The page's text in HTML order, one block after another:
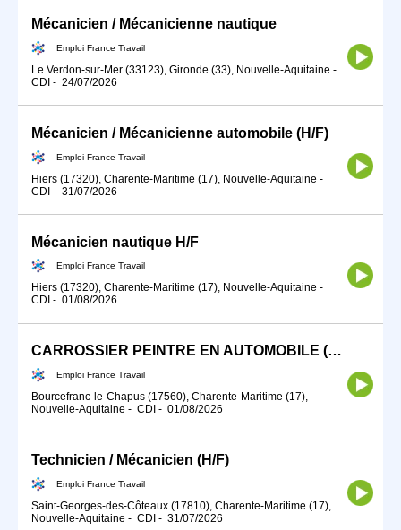
Mécanicien / Mécanicienne nautique
Emploi France Travail
Le Verdon-sur-Mer (33123), Gironde (33), Nouvelle-Aquitaine -
CDI - 24/07/2026
Mécanicien / Mécanicienne automobile (H/F)
Emploi France Travail
Hiers (17320), Charente-Maritime (17), Nouvelle-Aquitaine -
CDI - 31/07/2026
Mécanicien nautique H/F
Emploi France Travail
Hiers (17320), Charente-Maritime (17), Nouvelle-Aquitaine -
CDI - 01/08/2026
CARROSSIER PEINTRE EN AUTOMOBILE (H/F)
Emploi France Travail
Bourcefranc-le-Chapus (17560), Charente-Maritime (17),
Nouvelle-Aquitaine - CDI - 01/08/2026
Technicien / Mécanicien (H/F)
Emploi France Travail
Saint-Georges-des-Côteaux (17810), Charente-Maritime (17),
Nouvelle-Aquitaine - CDI - 31/07/2026